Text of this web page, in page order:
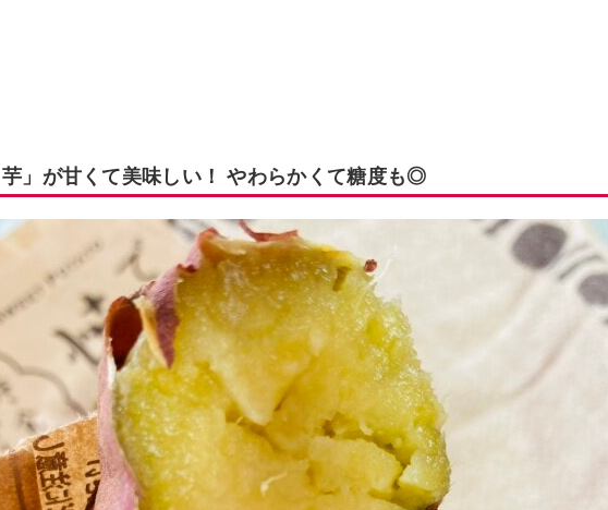
」が甘くて美味しい！ やわらかくて糖度も◎